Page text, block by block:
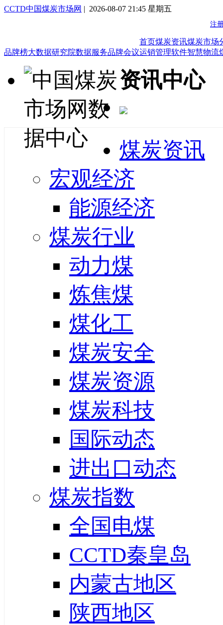
CCTD中国煤炭市场网 | 2026-08-07 21:45 星期五
首页煤炭资讯煤炭市场
品牌榜大数据研究院数据服务品牌会议运销管理软件智慧物流
资讯中心
煤炭资讯
宏观经济
能源经济
煤炭行业
动力煤
炼焦煤
煤化工
煤炭安全
煤炭资源
煤炭科技
国际动态
进出口动态
煤炭指数
全国电煤
CCTD秦皇岛
内蒙古地区
陕西地区